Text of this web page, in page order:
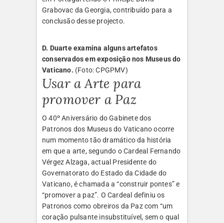
Grabovac da Georgia, contribuído para a
conclusão desse projecto.
D. Duarte examina alguns artefatos
conservados em exposição nos Museus do
Vaticano. (Foto: CPGPMV)
Usar a Arte para
promover a Paz
O 40º Aniversário do Gabinete dos
Patronos dos Museus do Vaticano ocorre
num momento tão dramático da história
em que a arte, segundo o Cardeal Fernando
Vérgez Alzaga, actual Presidente do
Governatorato do Estado da Cidade do
Vaticano, é chamada a “construir pontes” e
“promover a paz”. O Cardeal definiu os
Patronos como obreiros da Paz com “um
coração pulsante insubstituível, sem o qual